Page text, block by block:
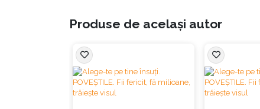
Produse de același autor